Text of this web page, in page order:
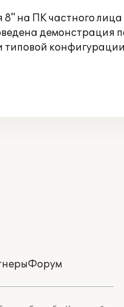
на ПК частного
типовой
Форум